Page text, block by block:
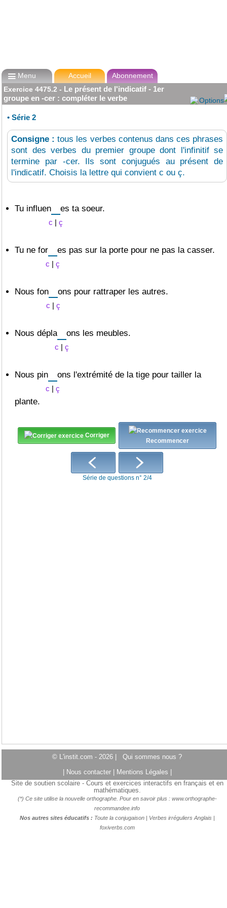
Menu Accueil
Abonnement
Exercice 4475.2 - Le présent de l'indicatif - 1er
groupe en -cer : compléter le verbe
Options
• Série 2
Consigne :tous les verbes contenus dans ces phrases
sont des verbes du premier groupe dont l'infinitif se
termine par -cer. Ils sont conjugués au présent de
l'indicatif. Choisis la lettre qui convient c ou ç.
Tu influen
c | ç
es ta soeur.
Tu ne for
c | ç
es pas sur la porte pour ne pas la casser.
Nous fon
c | ç
ons pour rattraper les autres.
Nous dépla
c | ç
ons les meubles.
Nous pin
c | ç
ons l'extrémité de la tige pour tailler la
plante.
Corriger
Recommencer
Série de questions n° 2/4
© L'instit.com - 2026 | Qui sommes nous ?
Nous contacter Mentions Légales
Site de soutien scolaire - Cours et exercices interactifs en français et en
mathématiques.
(*) Ce site utilise la nouvelle orthographe. Pour en savoir plus : www.orthographe-
recommandee.info
Nos autres sites éducatifs : Toute la conjugaison| Verbes irréguliers Anglais |
foxiverbs.com